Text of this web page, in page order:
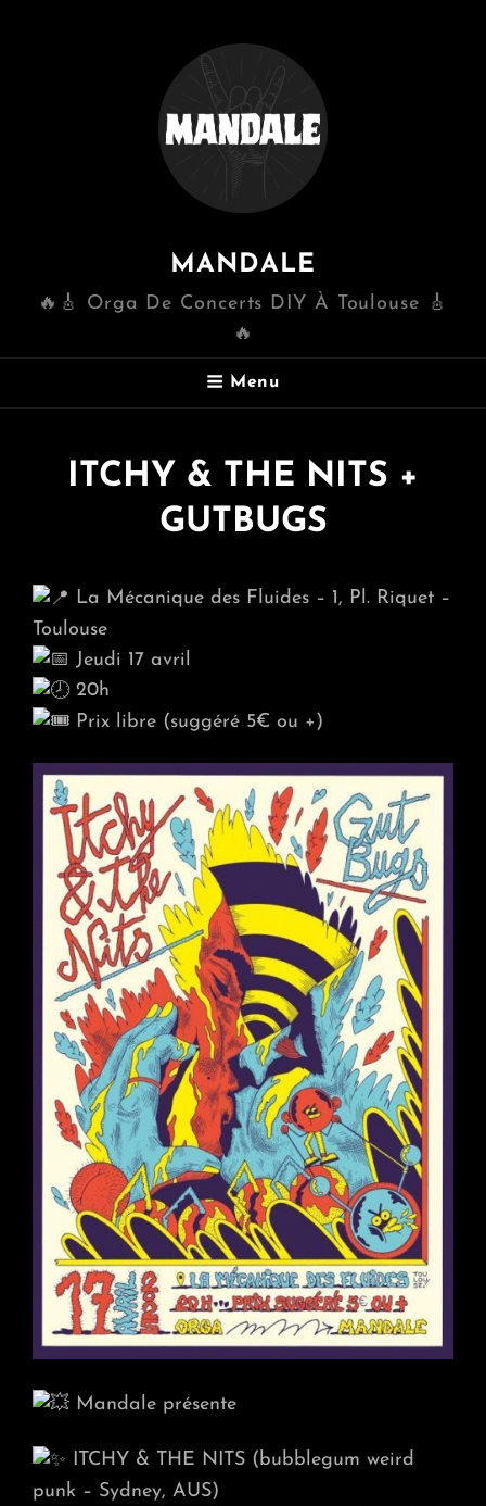
MANDALE
🔥🎸 Orga De Concerts DIY À Toulouse 🎸
🔥
Menu
ITCHY & THE NITS +
GUTBUGS
La Mécanique des Fluides – 1, Pl. Riquet –
Toulouse
Jeudi 17 avril
20h
Prix libre (suggéré 5€ ou +)
Mandale présente
ITCHY & THE NITS (bubblegum weird
punk – Sydney, AUS)